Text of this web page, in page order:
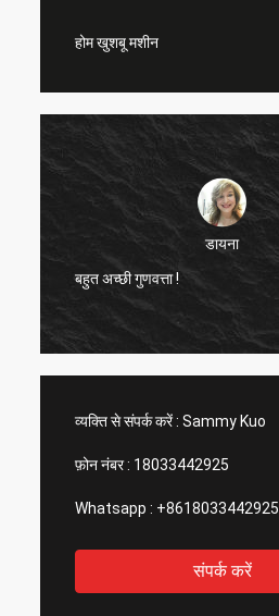
होम खुशबू मशीन
डायना
बहुत अच्छी गुणवत्ता !
व्यक्ति से संपर्क करें : Sammy Kuo
फ़ोन नंबर : 18033442925
Whatsapp : +8618033442925
संपर्क करें